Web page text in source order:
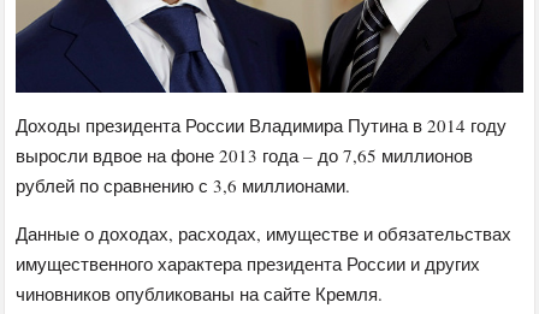
Доходы президента России Владимира Путина в 2014 году
выросли вдвое на фоне 2013 года – до 7,65 миллионов
рублей по сравнению с 3,6 миллионами.
Данные о доходах, расходах, имуществе и обязательствах
имущественного характера президента России и других
чиновников опубликованы на сайте Кремля.